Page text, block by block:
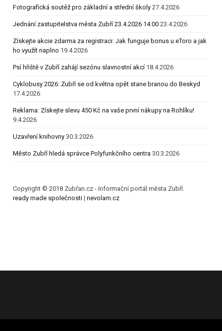
Fotografická soutěž pro základní a střední školy 27.4.2026
Jednání zastupitelstva města Zubří 23.4.2026 14:00 23.4.2026
Získejte akcie zdarma za registraci: Jak funguje bonus u eToro a jak
ho využít naplno 19.4.2026
Psí hřiště v Zubří zahájí sezónu slavnostní akcí 18.4.2026
Cyklobusy 2026: Zubří se od května opět stane branou do Beskyd
17.4.2026
Reklama: Získejte slevu 450 Kč na vaše první nákupy na Rohlíku!
9.4.2026
Uzavření knihovny 30.3.2026
Město Zubří hledá správce Polyfunkčního centra 30.3.2026
Copyright © 2018 Zubřan.cz - Informační portál města Zubří.
ready made společnosti | nevolam.cz